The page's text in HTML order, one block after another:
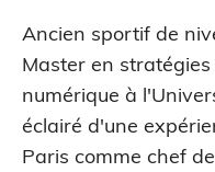
Ancien sportif de
Master en
numérique à
éclairé d'une
Paris comme chef